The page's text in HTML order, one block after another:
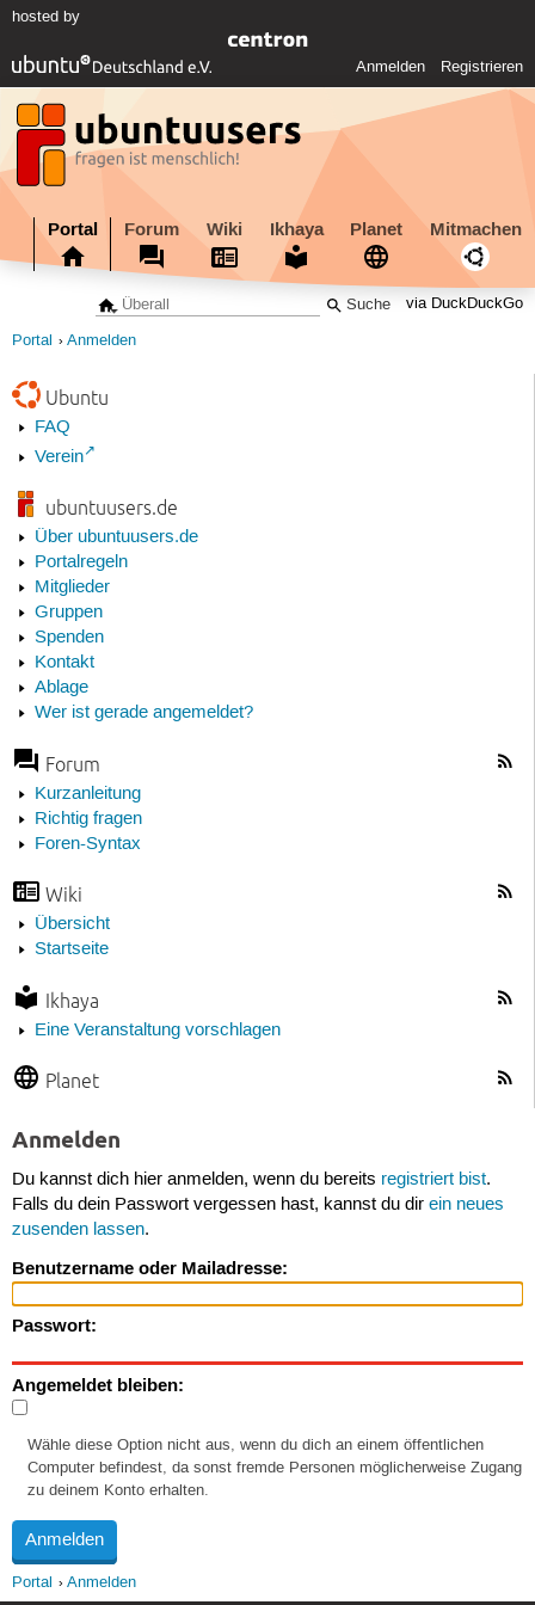
hosted by
Anmelden Registrieren
Portal Forum Wiki Ikhaya Planet Mitmachen
via DuckDuckGo
Portal Anmelden
Ubuntu
FAQ
Verein
ubuntuusers.de
Über ubuntuusers.de
Portalregeln
Mitglieder
Gruppen
Spenden
Kontakt
Ablage
Wer ist gerade angemeldet?
Forum
Kurzanleitung
Richtig fragen
Foren-Syntax
Wiki
Übersicht
Startseite
Ikhaya
Eine Veranstaltung vorschlagen
Planet
Anmelden
Du kannst dich hier anmelden, wenn du bereits registriert bist.
Falls du dein Passwort vergessen hast, kannst du dir ein neues
zusenden lassen.
Benutzername oder Mailadresse:
Passwort:
Angemeldet bleiben:
Wähle diese Option nicht aus, wenn du dich an einem öffentlichen
Computer befindest, da sonst fremde Personen möglicherweise Zugang
zu deinem Konto erhalten.
Portal Anmelden